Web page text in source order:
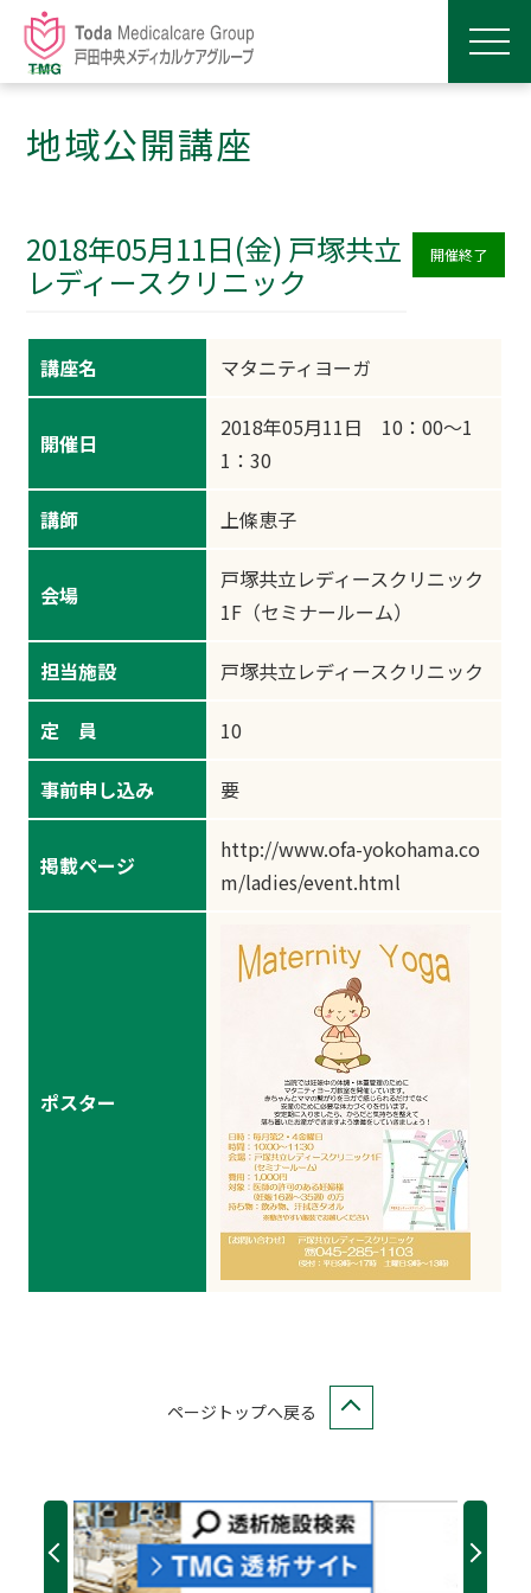
地域公開講座
開催終了
2018年05月11日(金) 戸塚共立
レディースクリニック
講座名 マタニティヨーガ
開催日
2018年05月11日 10：00～1
1：30
講師 上條恵子
会場
戸塚共立レディースクリニック
1F（セミナールーム）
担当施設 戸塚共立レディースクリニック
定 員 10
事前申し込み 要
掲載ページ
http://www.ofa-yokohama.co
m/ladies/event.html
ポスター
ページトップへ戻る